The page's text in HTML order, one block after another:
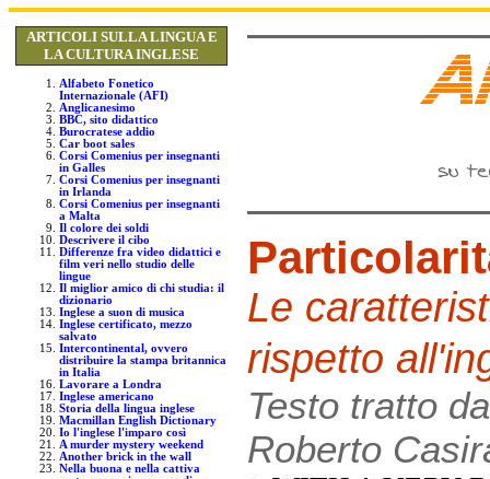
ARTICOLI SULLA LINGUA E
LA CULTURA INGLESE
Alfabeto Fonetico
Internazionale (AFI)
Anglicanesimo
BBC, sito didattico
Burocratese addio
Car boot sales
Corsi Comenius per insegnanti
in Galles
Corsi Comenius per insegnanti
in Irlanda
Corsi Comenius per insegnanti
a Malta
Il colore dei soldi
Descrivere il cibo
Differenze fra video didattici e
film veri nello studio delle
lingue
Il miglior amico di chi studia: il
dizionario
Inglese a suon di musica
Inglese certificato, mezzo
salvato
Intercontinental, ovvero
distribuire la stampa britannica
in Italia
Lavorare a Londra
Inglese americano
Storia della lingua inglese
Macmillan English Dictionary
Io l'inglese l'imparo così
A murder mystery weekend
Another brick in the wall
Nella buona e nella cattiva
Le
rispetto
Testo tratto
Roberto